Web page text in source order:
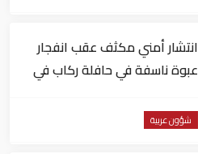
انتشار أمني مكثف عقب انفجار
عبوة ناسفة في حافلة ركاب في
شؤون عربية